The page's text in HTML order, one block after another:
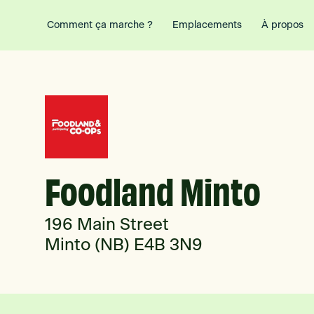
Comment ça marche ? Emplacements À propos
Foodland Minto
196 Main Street
Minto (NB) E4B 3N9